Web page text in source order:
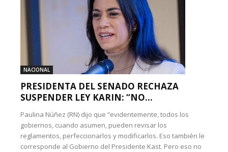
NACIONAL
PRESIDENTA DEL SENADO RECHAZA
SUSPENDER LEY KARIN: “NO...
Paulina Núñez (RN) dijo que “evidentemente, todos los
gobiernos, cuando asumen, pueden revisar los
reglamentos, perfeccionarlos y modificarlos. Eso también le
corresponde al Gobierno del Presidente Kast. Pero eso no